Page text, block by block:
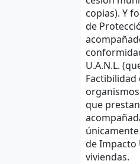
copias). Y
de
U.A.N.L.
que
de Impacto
viviendas.